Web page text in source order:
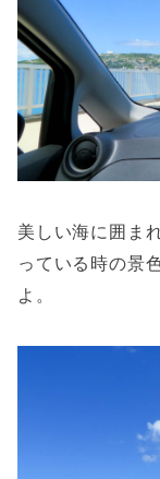
美しい海に囲ま
っている時の景
よ。